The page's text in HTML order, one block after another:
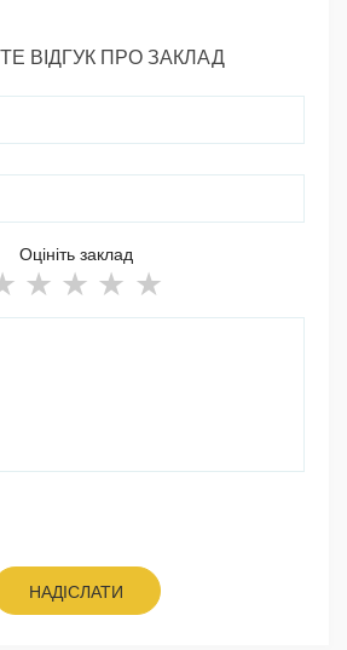
ВІДГУК ПРО ЗАКЛАД
Оцініть заклад
НАДІСЛАТИ